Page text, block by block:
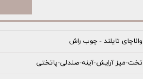
واناچای تایلند - چوب راش
تخت-میز آرایش-آینه-صندلی-پاتختی